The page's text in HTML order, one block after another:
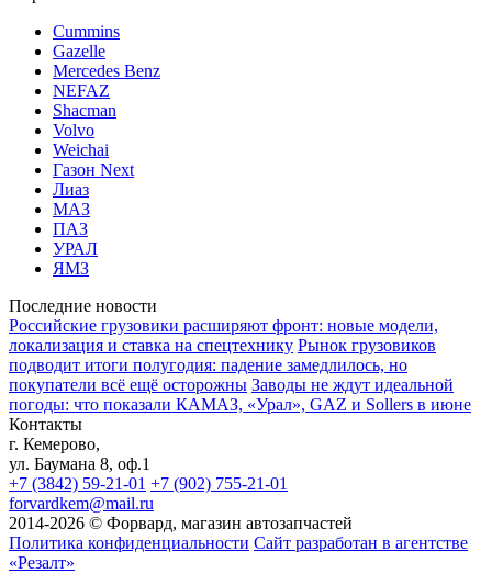
Cummins
Gazelle
Mercedes Benz
NEFAZ
Shacman
Volvo
Weichai
Газон Next
Лиаз
МАЗ
ПАЗ
УРАЛ
ЯМЗ
Последние новости
Российские грузовики расширяют фронт: новые модели,
локализация и ставка на спецтехнику Рынок грузовиков
подводит итоги полугодия: падение замедлилось, но
покупатели всё ещё осторожны Заводы не ждут идеальной
погоды: что показали КАМАЗ, «Урал», GAZ и Sollers в июне
Контакты
г. Кемерово,
ул. Баумана 8, оф.1
+7 (3842) 59-21-01 +7 (902) 755-21-01
forvardkem@mail.ru
2014-2026 © Форвард, магазин автозапчастей
Политика конфиденциальности Сайт разработан в агентстве
«Резалт»